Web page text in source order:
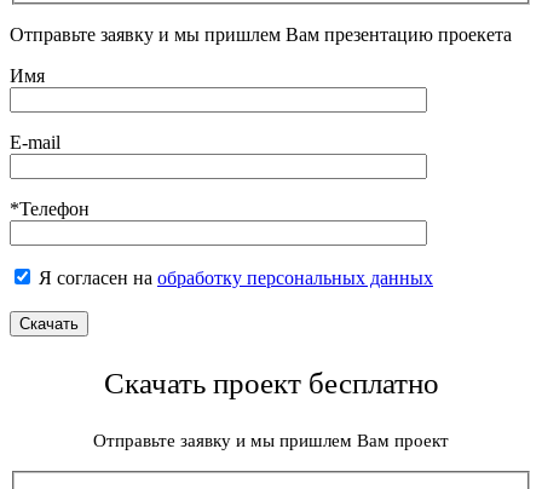
Отправьте заявку и мы пришлем Вам презентацию проекета
Имя
E-mail
*Телефон
Я согласен на обработку персональных данных
Скачать проект бесплатно
Отправьте заявку и мы пришлем Вам проект